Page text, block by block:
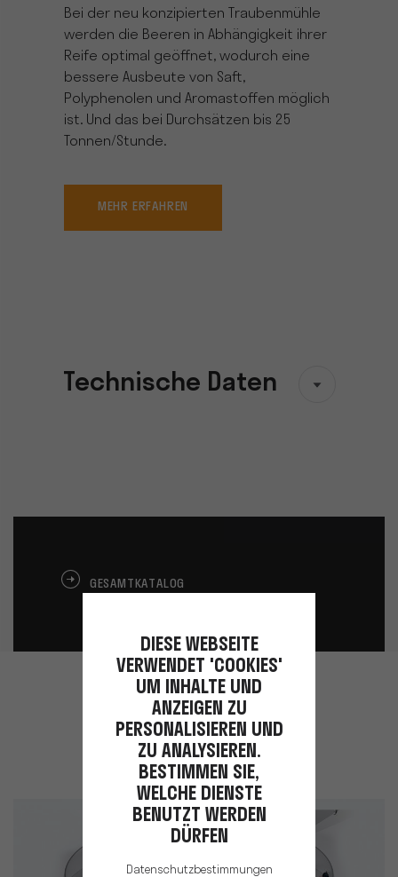
Bei der neu konzipierten Traubenmühle
werden die Beeren in Abhängigkeit ihrer
Reife optimal geöffnet, wodurch eine
bessere Ausbeute von Saft,
Polyphenolen und Aromastoffen möglich
ist. Und das bei Durchsätzen bis 25
Tonnen/Stunde.
MEHR ERFAHREN
Technische Daten
GESAMTKATALOG
Entdecken Sie auch
DIESE WEBSEITE
VERWENDET 'COOKIES'
UM INHALTE UND
ANZEIGEN ZU
PERSONALISIEREN UND
ZU ANALYSIEREN.
BESTIMMEN SIE,
WELCHE DIENSTE
BENUTZT WERDEN
DÜRFEN
Datenschutzbestimmungen